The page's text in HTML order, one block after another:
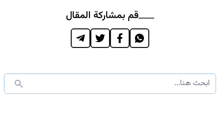
قم بمشاركة المقال